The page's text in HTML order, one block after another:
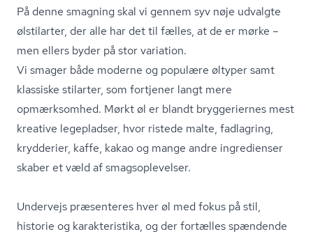
På denne smagning skal vi gennem syv nøje udvalgte
ølstilarter, der alle har det til fælles, at de er mørke –
men ellers byder på stor variation.
Vi smager både moderne og populære øltyper samt
klassiske stilarter, som fortjener langt mere
opmærksomhed. Mørkt øl er blandt bryggeriernes mest
kreative legepladser, hvor ristede malte, fadlagring,
krydderier, kaffe, kakao og mange andre ingredienser
skaber et væld af smags­op­le­vel­ser.
Undervejs præsenteres hver øl med fokus på stil,
historie og karakteristika, og der fortælles spændende